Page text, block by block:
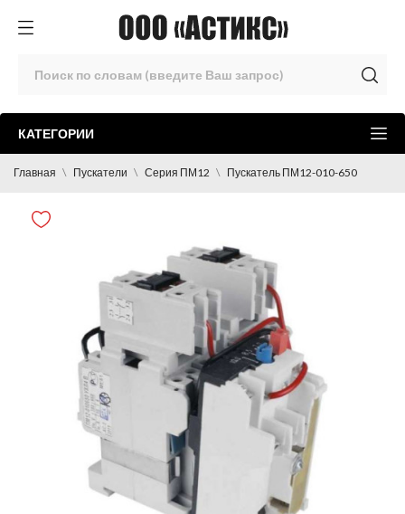
КАТЕГОРИИ
Главная Пускатели Серия ПМ12 Пускатель ПМ12-010-650